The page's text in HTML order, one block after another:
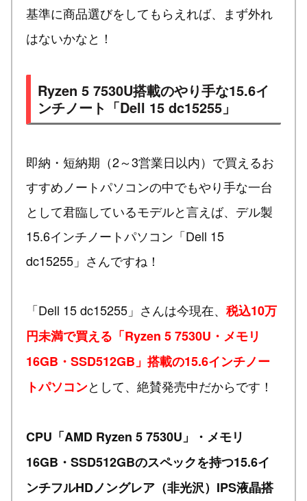
基準に商品選びをしてもらえれば、まず外れ
はないかなと！
Ryzen 5 7530U搭載のやり手な15.6イ
ンチノート「Dell 15 dc15255」
即納・短納期（2～3営業日以内）で買えるお
すすめノートパソコンの中でもやり手な一台
として君臨しているモデルと言えば、デル製
15.6インチノートパソコン「Dell 15
dc15255」さんですね！
「Dell 15 dc15255」さんは今現在、 税込10万
円未満で買える「Ryzen 5 7530U・メモリ
16GB・SSD512GB」搭載の15.6インチノー
トパソコンとして、絶賛発売中だからです！
CPU「AMD Ryzen 5 7530U」・メモリ
16GB・SSD512GBのスペックを持つ15.6イ
ンチフルHDノングレア（非光沢）IPS液晶搭